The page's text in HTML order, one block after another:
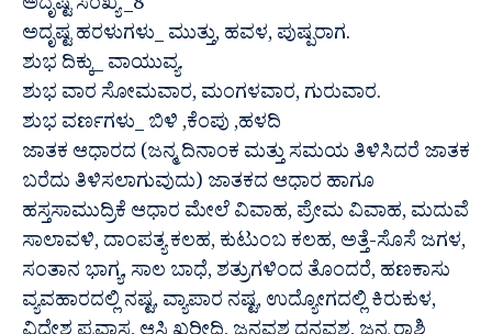
ಅದೃಷ್ಟ ಸಂಖ್ಯೆ _8
ಅದೃಷ್ಟ ಹರಳುಗಳು_ ಮುತ್ತು, ಹವಳ, ಪುಷ್ಪರಾಗ.
ಶುಭ ದಿಕ್ಕು_ ವಾಯುವ್ಯ.
ಶುಭ ವಾರ ಸೋಮವಾರ, ಮಂಗಳವಾರ, ಗುರುವಾರ.
ಶುಭ ವರ್ಣಗಳು_ ಬಿಳಿ ,ಕೆಂಪು ,ಹಳದಿ
ಜಾತಕ ಆಧಾರದ (ಜನ್ಮ ದಿನಾಂಕ ಮತ್ತು ಸಮಯ ತಿಳಿಸಿದರೆ ಜಾತಕ
ಬರೆದು ತಿಳಿಸಲಾಗುವುದು) ಜಾತಕದ ಆಧಾರ ಹಾಗೂ
ಹಸ್ತಸಾಮುದ್ರಿಕೆ ಆಧಾರ ಮೇಲೆ ವಿವಾಹ, ಪ್ರೇಮ ವಿವಾಹ, ಮದುವೆ
ಸಾಲಾವಳಿ, ದಾಂಪತ್ಯ ಕಲಹ, ಕುಟುಂಬ ಕಲಹ, ಅತ್ತೆ-ಸೊಸೆ ಜಗಳ,
ಸಂತಾನ ಭಾಗ್ಯ, ಸಾಲ ಬಾಧೆ, ಶತ್ರುಗಳಿಂದ ತೊಂದರೆ, ಹಣಕಾಸು
ವ್ಯವಹಾರದಲ್ಲಿ ನಷ್ಟ, ವ್ಯಾಪಾರ ನಷ್ಟ, ಉದ್ಯೋಗದಲ್ಲಿ ಕಿರುಕುಳ,